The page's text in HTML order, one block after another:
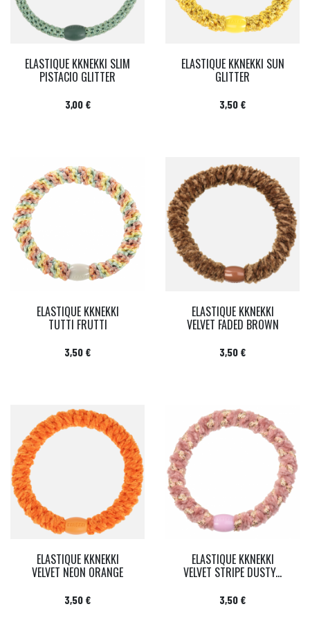
ELASTIQUE KKNEKKI SLIM
PISTACIO GLITTER
Prix
3,00 €
ELASTIQUE KKNEKKI SUN
GLITTER
Prix
3,50 €
ELASTIQUE KKNEKKI
TUTTI FRUTTI
Prix
3,50 €
ELASTIQUE KKNEKKI
VELVET FADED BROWN
Prix
3,50 €
ELASTIQUE KKNEKKI
VELVET NEON ORANGE
Prix
3,50 €
ELASTIQUE KKNEKKI
VELVET STRIPE DUSTY...
Prix
3,50 €